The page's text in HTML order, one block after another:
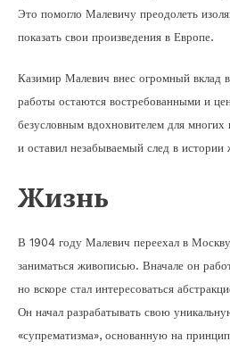
Это помогло Малевичу преодолеть
показать свои произведения в Европе.
Казимир Малевич внес огромный вклад в
работы остаются востребованными и
безусловным вдохновителем для многих
и оставил незабываемый след в истории
Жизнь
В 1904 году Малевич переехал в
заниматься живописью. Вначале он
но вскоре стал интересоваться
Он начал разрабатывать свою
«супрематизма», основанную на